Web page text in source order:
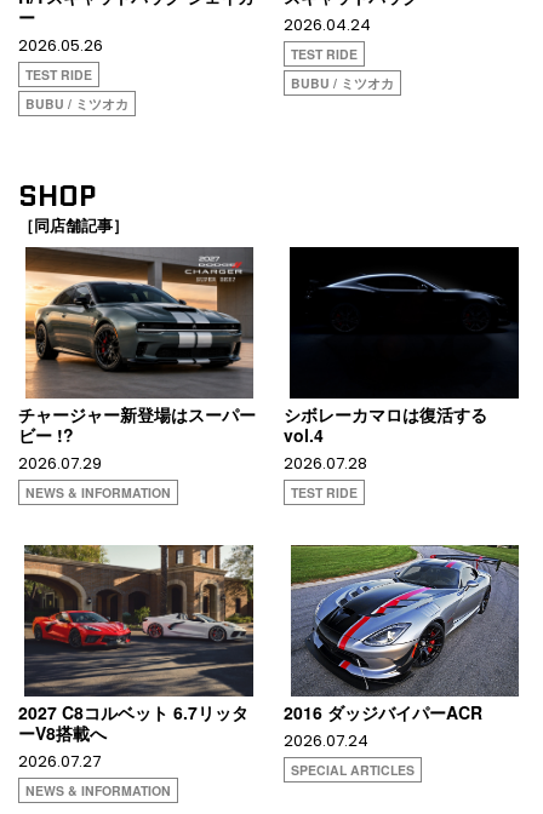
ー
2026.05.26
TEST RIDE
BUBU / ミツオカ
2026.04.24
TEST RIDE
BUBU / ミツオカ
SHOP
［同店舗記事］
チャージャー新登場はスーパー
ビー !?
2026.07.29
NEWS & INFORMATION
シボレーカマロは復活する
vol.4
2026.07.28
TEST RIDE
2027 C8コルベット 6.7リッタ
ーV8搭載へ
2026.07.27
NEWS & INFORMATION
2016 ダッジバイパーACR
2026.07.24
SPECIAL ARTICLES